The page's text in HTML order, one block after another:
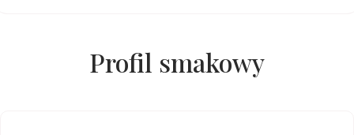
Profil smakowy